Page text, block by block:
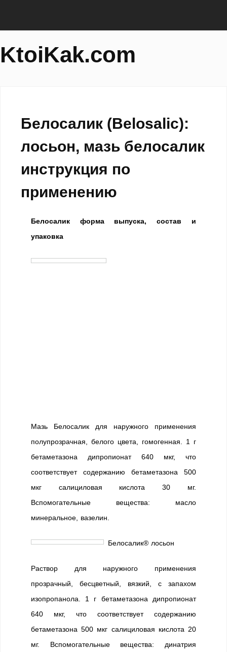
KtoiKak.com
Белосалик (Belosalic):
лосьон, мазь белосалик
инструкция по
применению
Белосалик форма выпуска, состав и
упаковка
Мазь Белосалик для наружного применения
полупрозрачная, белого цвета, гомогенная. 1 г
бетаметазона дипропионат 640 мкг, что
соответствует содержанию бетаметазона 500
мкг салициловая кислота 30 мг.
Вспомогательные вещества: масло
минеральное, вазелин.
Белосалик® лосьон
Раствор для наружного применения
прозрачный, бесцветный, вязкий, с запахом
изопропанола. 1 г бетаметазона дипропионат
640 мкг, что соответствует содержанию
бетаметазона 500 мкг салициловая кислота 20
мг. Вспомогательные вещества: динатрия